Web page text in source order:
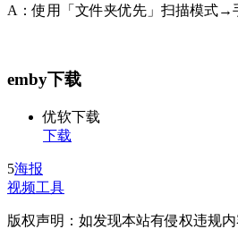
A：使用「文件夹优先」扫描模式
emby下载
优软下载
下载
5海报
视频工具
版权声明：如发现本站有侵权违规